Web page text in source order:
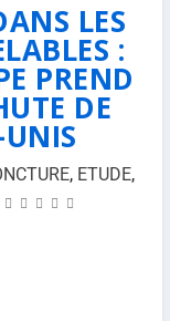
LES
:
PREND
DE
, ETUDE,